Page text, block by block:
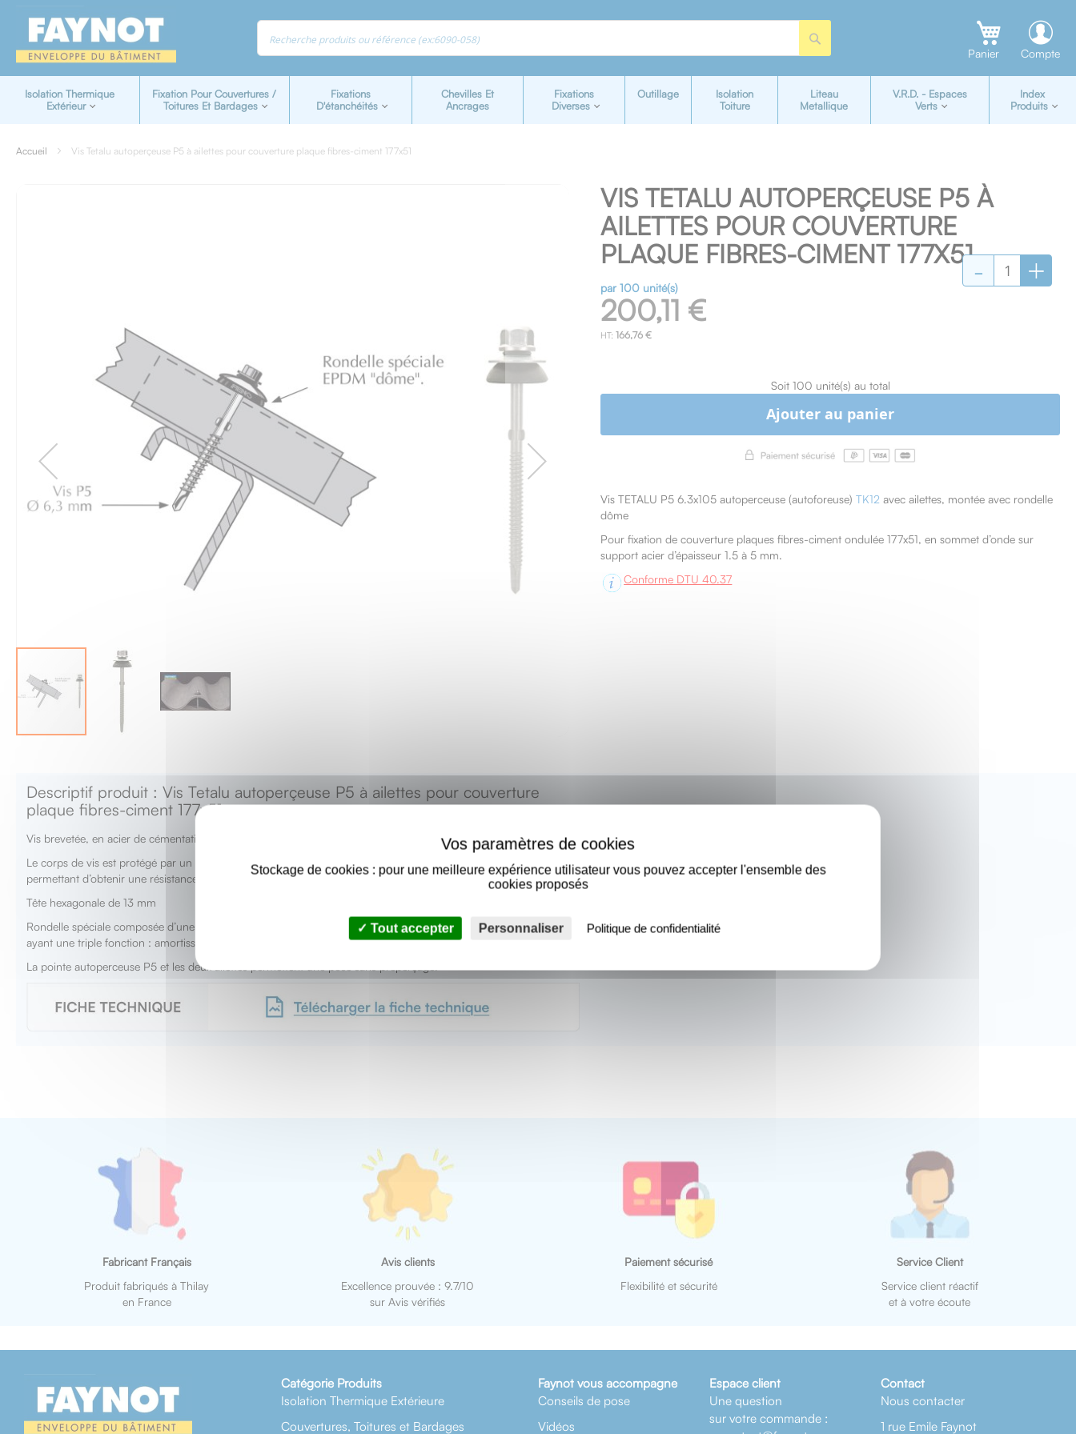
Compte
Panier
Isolation Thermique
Extérieur
Fixation Pour Couvertures /
Toitures Et Bardages
Fixations
D'étanchéités
Chevilles Et
Ancrages
Fixations
Diverses
Outillage
Isolation
Toiture
Liteau
Metallique
V.R.D. - Espaces
Verts
Index
Produits
Accueil Vis Tetalu autoperçeuse P5 à ailettes pour couverture plaque fibres-ciment 177x51
VIS TETALU AUTOPERÇEUSE P5 À
AILETTES POUR COUVERTURE
PLAQUE FIBRES-CIMENT 177X51
par 100 unité(s)
200,11 €
166,76 €
- +
Soit 100 unité(s) au total
Ajouter au panier
Vis TETALU P5 6.3x105 autoperceuse (autoforeuse)TK12 avec ailettes, montée avec rondelle
dôme
Pour fixation de couverture plaques fibres-ciment ondulée 177x51, en sommet d’onde sur
support acier d’épaisseur 1.5 à 5 mm.
Conforme DTU 40.37
beginning
the
images
gallery
Descriptif produit : Vis Tetalu autoperçeuse P5 à ailettes pour couverture
plaque fibres-ciment 177x51
Vis brevetée, en acier de cémentation avec tête naturel en alliage d’aluminium
Le corps de vis est protégé par un revêtement métallique renforcé (ZN) + revêtement superficiel complémentaire
permettant d’obtenir une résistance à la corrosion d’au moins 12 cycles KesternichTK12selon NFT 30-055.
Tête hexagonale de 13 mm
Rondelle spéciale composée d’une rondelle conique acier solidaire d’une rondelle EPDM Ø25, en forme de dôme
ayant une triple fonction : amortisseur, ressort, étanchéité.
La pointe autoperceuse P5 et les deux ailettes permettent une pose sans préperçage.
Fabricant Français
Produit fabriqués à Thilay
en France
Avis clients
Excellence prouvée : 9.7/10
sur Avis vérifiés
Paiement sécurisé
Flexibilité et sécurité
Service Client
Service client réactif
et à votre écoute
Catégorie Produits
Isolation Thermique Extérieure
Couvertures, Toitures et Bardages
Faynot vous accompagne
Conseils de pose
Vidéos
Espace client
Une question
sur votre commande :
Contact
Nous contacter
1 rue Emile Faynot
Stockage de cookies : pour une meilleure expérience utilisateur vous pouvez accepter l'ensemble des
cookies proposés
Tout accepter Personnaliser Politique de confidentialité